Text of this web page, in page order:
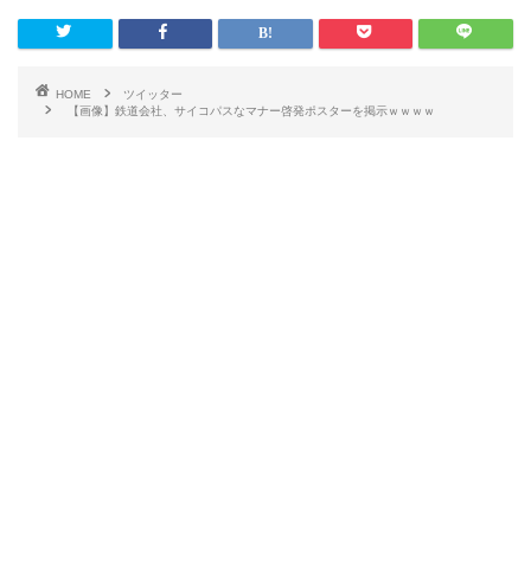
HOME
ツイッター
【画像】鉄道会社、サイコパスなマナー啓発ポスターを掲示ｗｗｗｗ